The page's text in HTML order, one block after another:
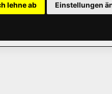
lehne ab Einstellungen